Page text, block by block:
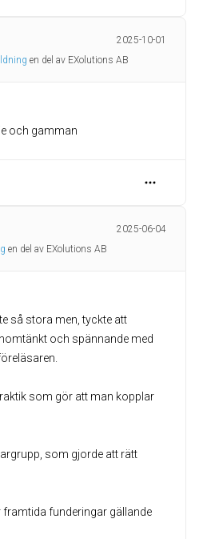
2025-10-01
en del av EXolutions AB
och gamman
2025-06-04
en del av EXolutions AB
så stora men, tyckte att
och spännande med
som gör att man kopplar
som gjorde att rätt
funderingar gällande